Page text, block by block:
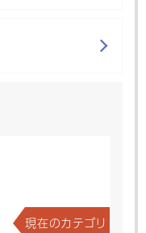
現在のカテゴリ